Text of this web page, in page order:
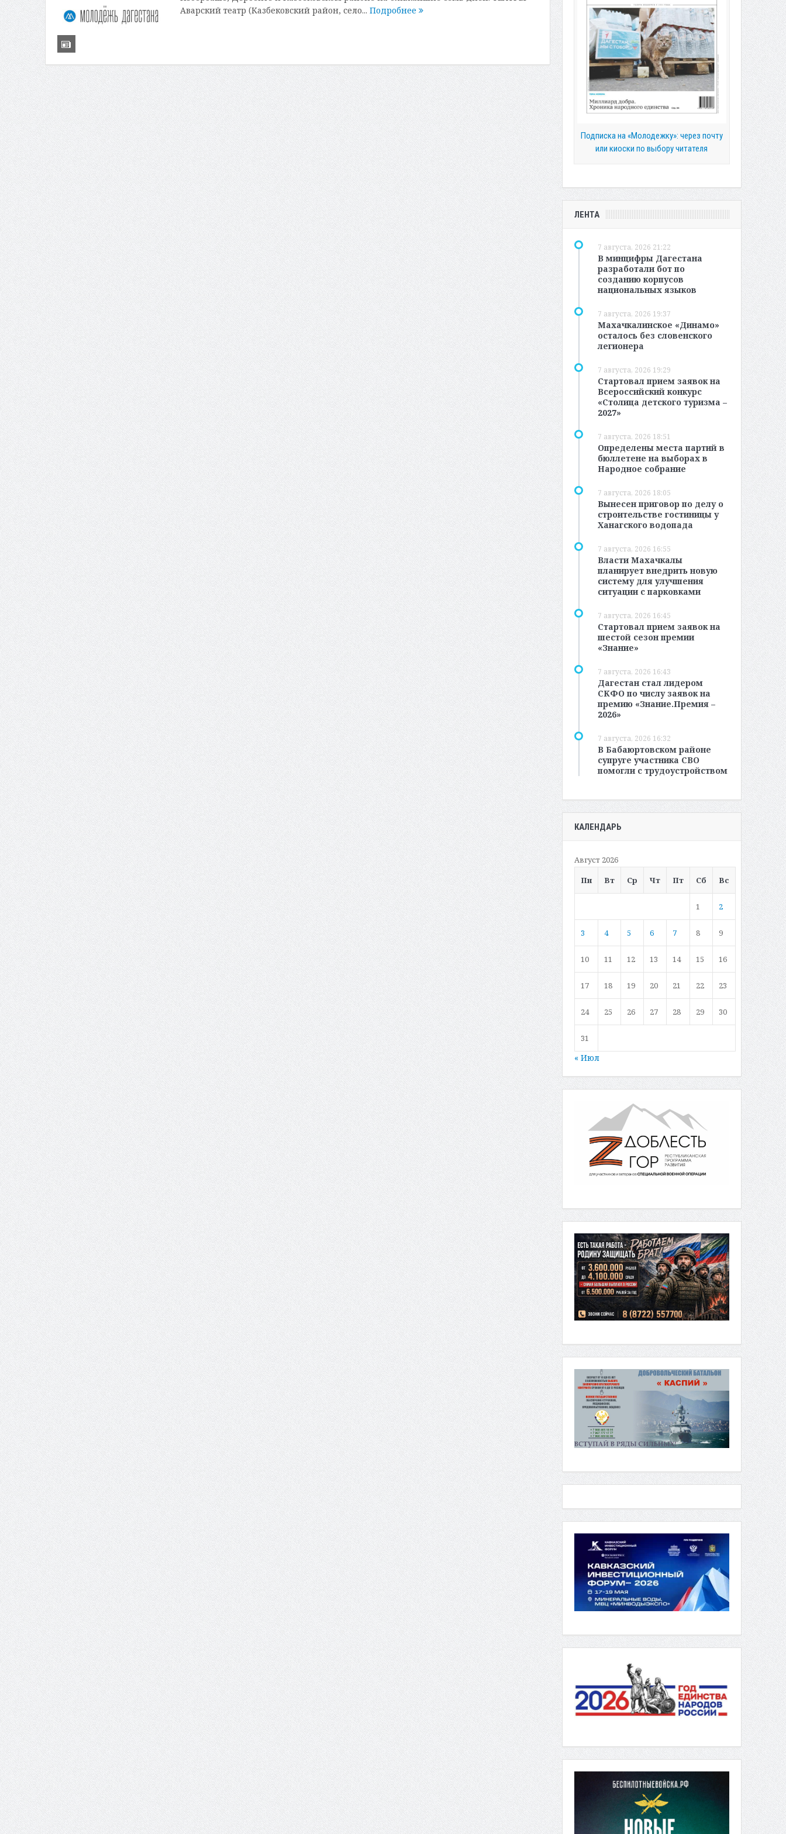
Аварский театр (Казбековский район, село... Подробнее
Подписка на «Молодежку»: через почту
или киоски по выбору читателя
ЛЕНТА
7 августа, 2026 21:22
В минцифры Дагестана
разработали бот по
созданию корпусов
национальных языков
7 августа, 2026 19:37
Махачкалинское «Динамо»
осталось без словенского
легионера
7 августа, 2026 19:29
Стартовал прием заявок на
Всероссийский конкурс
«Столица детского туризма –
2027»
7 августа, 2026 18:51
Определены места партий в
бюллетене на выборах в
Народное собрание
7 августа, 2026 18:05
Вынесен приговор по делу о
строительстве гостиницы у
Ханагского водопада
7 августа, 2026 16:55
Власти Махачкалы
планирует внедрить новую
систему для улучшения
ситуации с парковками
7 августа, 2026 16:45
Стартовал прием заявок на
шестой сезон премии
«Знание»
7 августа, 2026 16:43
Дагестан стал лидером
СКФО по числу заявок на
премию «Знание.Премия –
2026»
7 августа, 2026 16:32
В Бабаюртовском районе
супруге участника СВО
помогли с трудоустройством
КАЛЕНДАРЬ
Август 2026
Пн
Вт Ср Чт Пт Сб Вс
1 2
3 4 5 6 7 8 9
10 11 12 13 14 15 16
17 18 19 20 21 22 23
24 25 26 27 28 29 30
31
« Июл